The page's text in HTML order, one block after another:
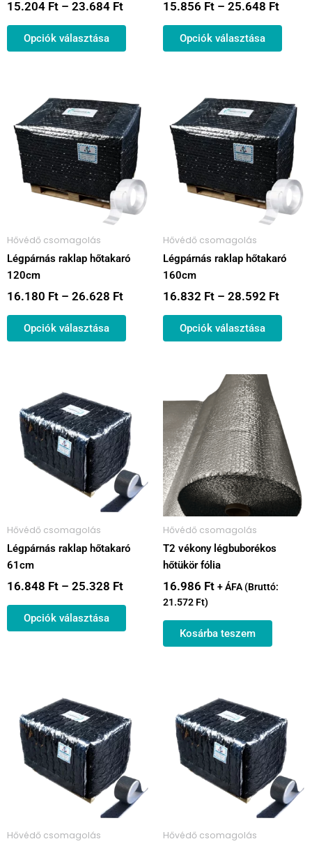
15.204 Ft – 23.684 Ft
Opciók választása
15.856 Ft – 25.648 Ft
Opciók választása
Hővédő csomagolás
Légpárnás raklap hőtakaró
120cm
16.180 Ft – 26.628 Ft
16.180 Ft
-
26.628 Ft
Opciók választása
a
terméknek
több
variációja
van.
A
változatok
termékoldalon
választhatók
Hővédő csomagolás
Légpárnás raklap hőtakaró
160cm
16.832 Ft – 28.592 Ft
-
Opciók választása
a
több
van.
A
Hővédő csomagolás
Légpárnás raklap hőtakaró
61cm
16.848 Ft – 25.328 Ft
-
25.328 Ft
Opciók választása
terméknek
több
variációja
van.
A
változatok
termékoldalon
választhatók
Hővédő csomagolás
T2 vékony légbuborékos
hőtükör fólia
16.986 Ft + ÁFA (Bruttó:
21.572 Ft)
Kosárba teszem
Hővédő csomagolás
-
28.392 Ft
terméknek
több
variációja
van.
A
változatok
termékoldalonHővédő csomagolás
-
több
van.
A